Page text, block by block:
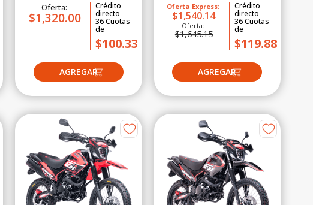
Oferta:
$1,320.00
Crédito
directo
36Cuotas
de
$100.33
Oferta Express:
$1,540.14
Oferta:
$1,645.15
Crédito
directo
36Cuotas
de
$119.88